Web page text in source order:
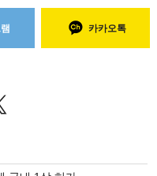
카카오톡